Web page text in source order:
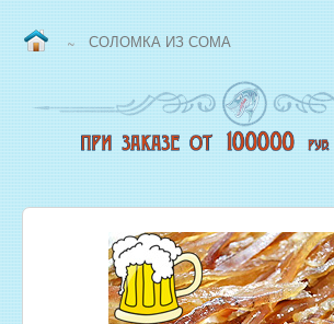
ВОПРОС/ОТВЕТ
НАША ПРОДУКЦИЯ
НОВЫЙ КОПТИЛЬНЫЙ ЦЕХ
ЖИВАЯ РЫБА
МОРЕПРОДУКТЫ
СОЛЕНАЯ РЫБА
~ СОЛОМКА ИЗ СОМА